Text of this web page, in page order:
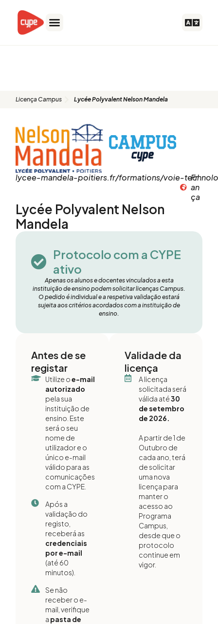
content
Licença Campus Lycée Polyvalent Nelson Mandela
lycee-mandela-poitiers.fr/formations/voie-
Fr
an
ça
Lycée Polyvalent Nelson
Mandela
Protocolo com a CYPE
ativo
Apenas os alunos e docentes vinculados a esta
instituição de ensino podem solicitar licenças Campus.
O pedido é individual e a respetiva validação estará
sujeita aos critérios acordados com a instituição de
ensino.
Antes de se
registar
Utilize oe-mail
autorizado
pela sua
instituição de
ensino. Este
será o seu
nome de
utilizador e o
único e-mail
válido para as
comunicações
com a CYPE.
Após a
validação do
registo,
receberá as
credenciais
por e-mail
(até 60
minutos).
Se não
receber o e-
mail, verifique
a pasta de
Validade da
licença
A licença
solicitada será
válida até30
de setembro
de 2026.
A partir de 1 de
Outubro de
cada ano, terá
de solicitar
uma nova
licença para
manter o
acesso ao
Programa
Campus,
desde que o
protocolo
continue em
vigor.